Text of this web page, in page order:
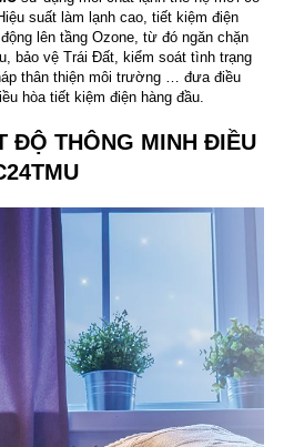
suất làm lạnh cao, tiết kiệm điện
lên tầng Ozone, từ đó ngăn chặn
bảo vệ Trái Đất, kiểm soát tình trạng
thân thiện môi trường … đưa điều
hòa tiết kiệm điện hàng đầu.
ĐỘ THÔNG MINH ĐIỀU